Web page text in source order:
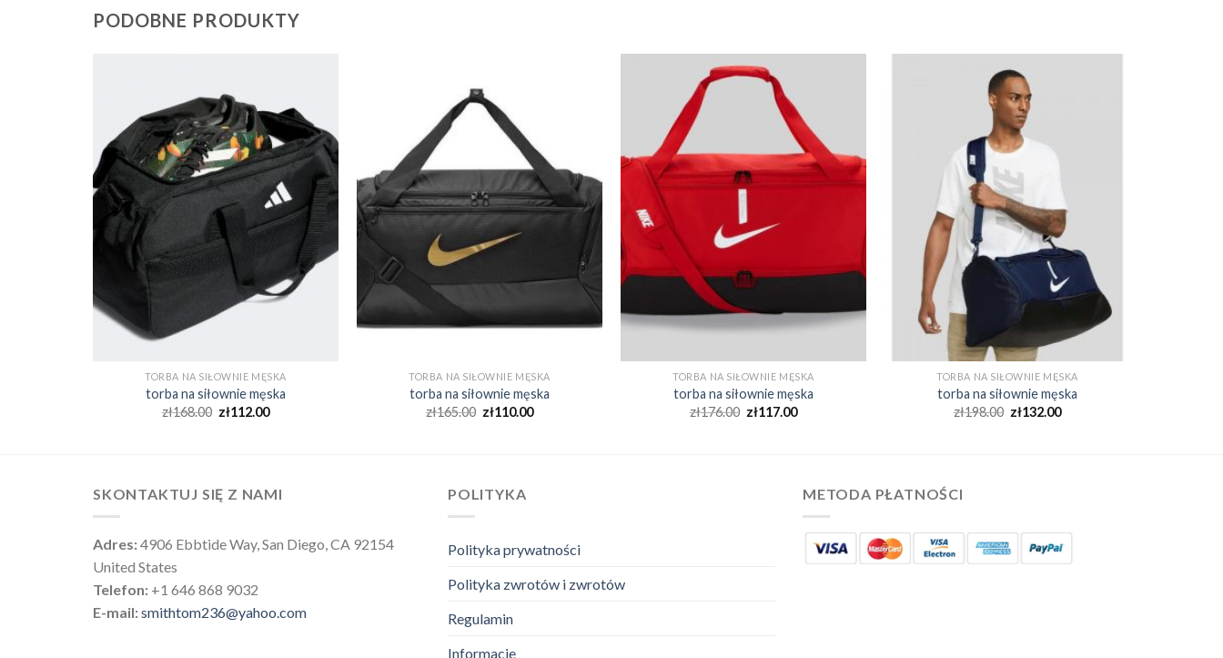
PODOBNE PRODUKTY
TORBA NA SIŁOWNIE MĘSKA
torba na siłownie męska
zł168.00 zł112.00
TORBA NA SIŁOWNIE MĘSKA
torba na siłownie męska
zł165.00 zł110.00
TORBA NA SIŁOWNIE MĘSKA
torba na siłownie męska
zł176.00 zł117.00
TORBA NA SIŁOWNIE MĘSKA
torba na siłownie męska
zł198.00 zł132.00
SKONTAKTUJ SIĘ Z NAMI
Adres:4906 Ebbtide Way, San Diego, CA 92154
United States
Telefon: +1 646 868 9032
E-mail:smithtom236@yahoo.com
POLITYKA
Polityka prywatności
Polityka zwrotów i zwrotów
Regulamin
Informacje
METODA PŁATNOŚCI